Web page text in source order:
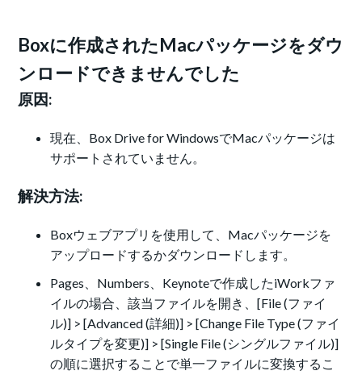
Boxに作成されたMacパッケージをダウ
ンロードできませんでした
原因:
現在、Box Drive for WindowsでMacパッケージは
サポートされていません。
解決方法:
Boxウェブアプリを使用して、Macパッケージを
アップロードするかダウンロードします。
Pages、Numbers、Keynoteで作成したiWorkファ
イルの場合、該当ファイルを開き、[File (ファイ
ル)] > [Advanced (詳細)] > [Change File Type (ファイ
ルタイプを変更)] > [Single File (シングルファイル)]
の順に選択することで単一ファイルに変換するこ